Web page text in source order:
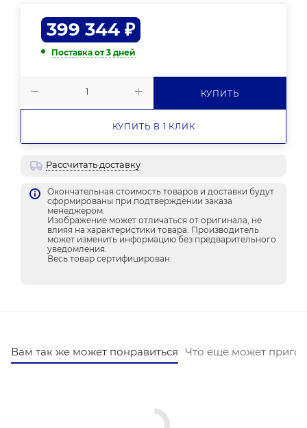
399 344 ₽
Поставка от 3 дней
КУПИТЬ
КУПИТЬ В 1 КЛИК
Рассчитать доставку
Окончательная стоимость товаров и доставки будут
сформированы при подтверждении заказа
менеджером.
Изображение может отличаться от оригинала, не
влияя на характеристики товара. Производитель
может изменить информацию без предварительного
уведомления.
Весь товар сертифицирован.
Вам так же может понравиться Что еще может